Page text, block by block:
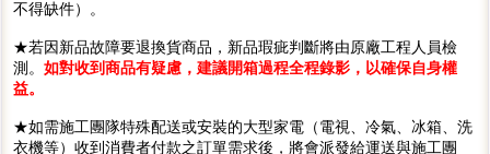
不得缺件）。
★若因新品故障要退換貨商品，新品瑕疵判斷將由原廠工程人員檢
測。 如對收到商品有疑慮，建議開箱過程全程錄影，以確保自身權
益。
★如需施工團隊特殊配送或安裝的大型家電（電視、冷氣、冰箱、洗
衣機等）收到消費者付款之訂單需求後，將會派發給運送與施工團